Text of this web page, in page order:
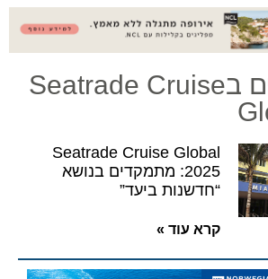
כל הפוסטים בSeatrade Cruise
Seatrade Cruise Global
2025: מתמקדים בנושא
“חדשנות ביעד”
קרא עוד »